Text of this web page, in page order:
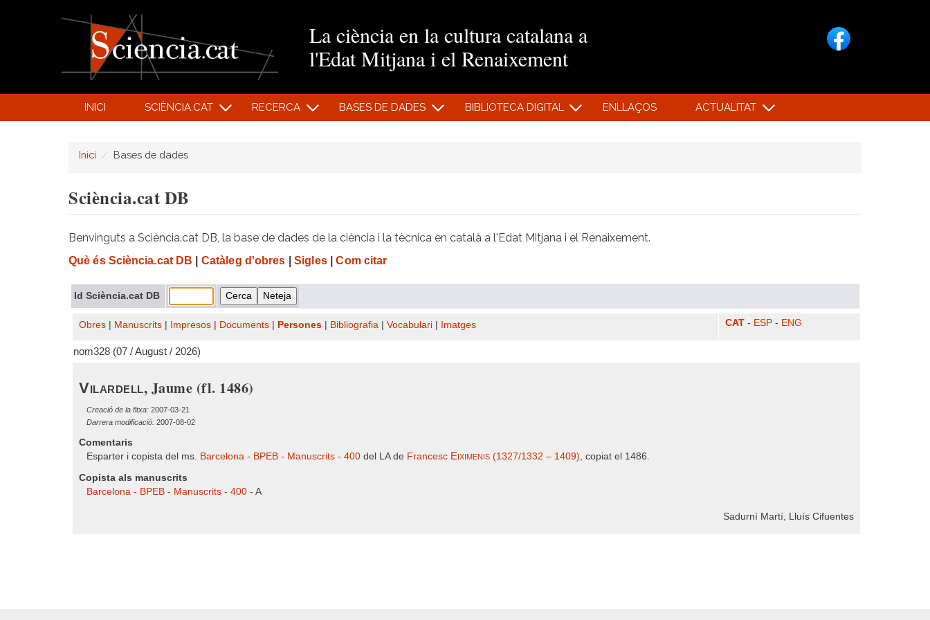
La ciència en la cultura catalana a
l'Edat Mitjana i el Renaixement
INICI SCIÈNCIA.CAT RECERCA BASES DE DADES BIBLIOTECA DIGITAL ENLLAÇOS ACTUALITAT
Inici Bases de dades
Sciència.cat DB
Benvinguts a Sciència.cat DB, la base de dades de la ciència i la tècnica en català a l'Edat Mitjana i el Renaixement.
Què és Sciència.cat DB Catàleg d'obres Sigles| Com citar
Id Sciència.cat DB
Obres Manuscrits Impresos Documents Persones Bibliografia Vocabulari Imatges CAT - ESP - ENG
nom328 (07 / August / 2026)
Vilardell, Jaume (fl. 1486)
Creació de la fitxa: 2007-03-21
Darrera modificació: 2007-08-02
Comentaris
Esparter i copista del ms. Barcelona - BPEB - Manuscrits - 400 del LA de Francesc Eiximenis (1327/1332 – 1409), copiat el 1486.
Copista als manuscrits
Barcelona - BPEB - Manuscrits - 400 - A
Sadurní Martí, Lluís Cifuentes